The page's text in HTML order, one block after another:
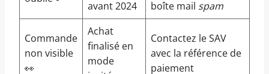
avant 2024
boîte mail spam
Commande
non visible
👀
Achat
finalisé en
mode
Contactez le SAV
avec la référence de
paiement